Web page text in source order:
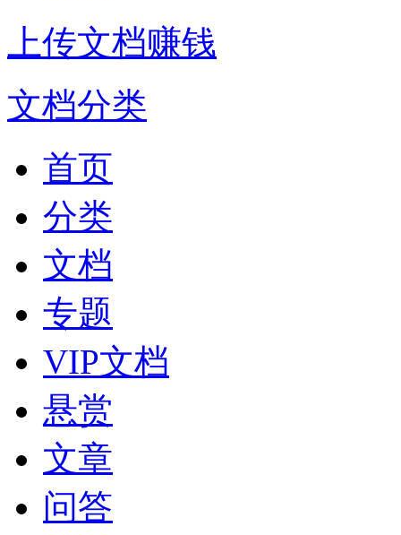
上传文档赚钱
文档分类
首页
分类
文档
专题
VIP文档
悬赏
文章
问答